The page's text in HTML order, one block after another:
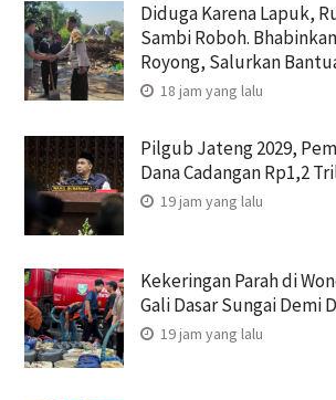
Diduga Karena Lapuk,
Sambi Roboh.
Royong, Salurkan
18 jam yang lalu
Pilgub Jateng 2029,
Dana Cadangan Rp1,2
19 jam yang lalu
Kekeringan Parah di
Gali Dasar Sungai Demi
19 jam yang lalu